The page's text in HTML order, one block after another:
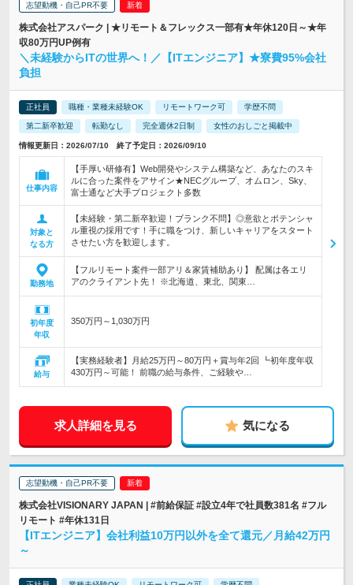
志望動機・自己PR不要
株式会社アスパーク | ★リモート＆フレックス一部有★年休120日～★年
収80万円UP例有
＼未経験からITの世界へ！／【ITエンジニア】★寮費95%会社
負担
正社員 職種・業種未経験OK リモートワーク可 学歴不問
第二新卒歓迎 転勤なし 完全週休2日制 女性のおしごと掲載中
情報更新日：2026/07/10 終了予定日：2026/09/10
仕事内容
【手厚い研修有】Web開発やシステム構築など、あなたのスキ
ルに合った案件をアサイン★NECグループ、オムロン、Sky、
富士通など大手プロジェクト多数
対象と
なる方
【未経験・第二新卒歓迎！ブランク不問】◎意欲とポテンシャ
ル重視の採用です！手に職をつけ、新しいキャリアをスタート
させたい方を歓迎します。
勤務地
【フルリモート案件一部アリ＆家賃補助あり】 配属は各エリ
アのクライアント先！ ※北海道、東北、関東…
初年度
年収
350万円～1,030万円
給与
【実務経験者】月給25万円～80万円＋賞与年2回 ┗初年度年収
430万円～可能！ 前職の給与条件、ご経験や…
求人詳細を見る 気になる
志望動機・自己PR不要
株式会社VISIONARY JAPAN | #前給保証 #設立4年で社員数381名 #フル
リモート #年休131日
【ITエンジニア】会社利益10万円以外を全て還元／月給42万円
～